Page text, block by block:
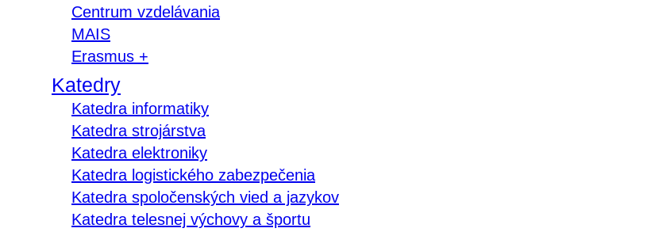
Centrum vzdelávania
MAIS
Erasmus +
Katedry
Katedra informatiky
Katedra strojárstva
Katedra elektroniky
Katedra logistického zabezpečenia
Katedra spoločenských vied a jazykov
Katedra telesnej výchovy a športu